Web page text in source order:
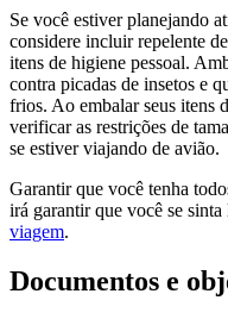
Se você estiver planejando
considere incluir repelente
itens de higiene pessoal.
contra picadas de insetos e
frios. Ao embalar seus itens
verificar as restrições de
se estiver viajando de avião.
Garantir que você tenha
irá garantir que você se
viagem.
Documentos e